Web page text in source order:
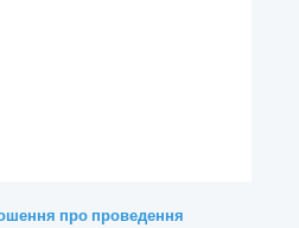
про проведення